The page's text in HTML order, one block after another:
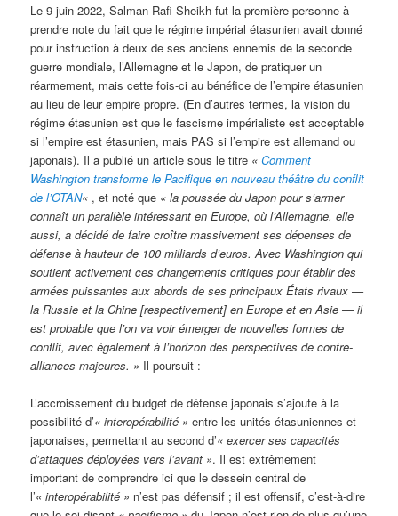
Le 9 juin 2022, Salman Rafi Sheikh fut la première personne à
prendre note du fait que le régime impérial étasunien avait donné
pour instruction à deux de ses anciens ennemis de la seconde
guerre mondiale, l’Allemagne et le Japon, de pratiquer un
réarmement, mais cette fois-ci au bénéfice de l’empire étasunien
au lieu de leur empire propre. (En d’autres termes, la vision du
régime étasunien est que le fascisme impérialiste est acceptable
si l’empire est étasunien, mais PAS si l’empire est allemand ou
japonais). Il a publié un article sous le titre «Comment
Washington transforme le Pacifique en nouveau théâtre du conflit
de l’OTAN« , et noté que « la poussée du Japon pour s’armer
connaît un parallèle intéressant en Europe, où l’Allemagne, elle
aussi, a décidé de faire croître massivement ses dépenses de
défense à hauteur de 100 milliards d’euros. Avec Washington qui
soutient activement ces changements critiques pour établir des
armées puissantes aux abords de ses principaux États rivaux —
la Russie et la Chine [respectivement] en Europe et en Asie — il
est probable que l’on va voir émerger de nouvelles formes de
conflit, avec également à l’horizon des perspectives de contre-
alliances majeures. » Il poursuit :
L’accroissement du budget de défense japonais s’ajoute à la
possibilité d’« interopérabilité » entre les unités étasuniennes et
japonaises, permettant au second d’« exercer ses capacités
d’attaques déployées vers l’avant ». Il est extrêmement
important de comprendre ici que le dessein central de
l’« interopérabilité » n’est pas défensif ; il est offensif, c’est-à-dire